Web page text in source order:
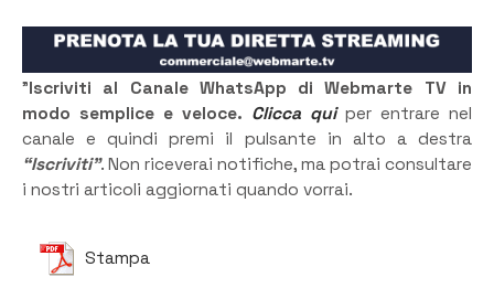
”Iscriviti al Canale WhatsApp di Webmarte TV in
modo semplice e veloce. Clicca quiper entrare nel
canale e quindi premi il pulsante in alto a destra
“Iscriviti”. Non riceverai notifiche, ma potrai consultare
i nostri articoli aggiornati quando vorrai.
Stampa